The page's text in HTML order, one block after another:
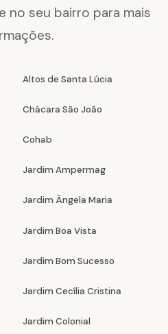
no seu bairro para mais
Altos de Santa Lúcia
Chácara São João
Cohab
Jardim Ampermag
Jardim Ângela Maria
Jardim Boa Vista
Jardim Bom Sucesso
Jardim Cecília Cristina
Jardim Colonial